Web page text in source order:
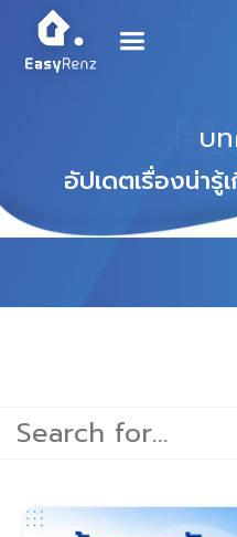
บ
อัปเดตเรื่องน่ารู้